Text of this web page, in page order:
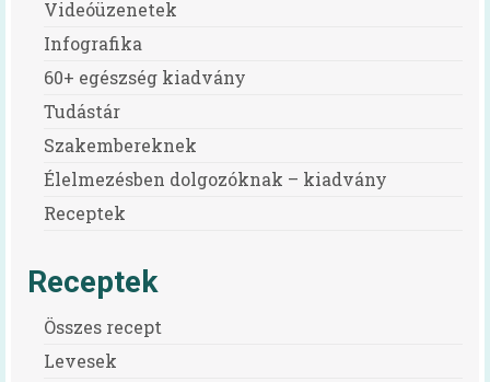
Videóüzenetek
Infografika
60+ egészség kiadvány
Tudástár
Szakembereknek
Élelmezésben dolgozóknak – kiadvány
Receptek
Receptek
Összes recept
Levesek